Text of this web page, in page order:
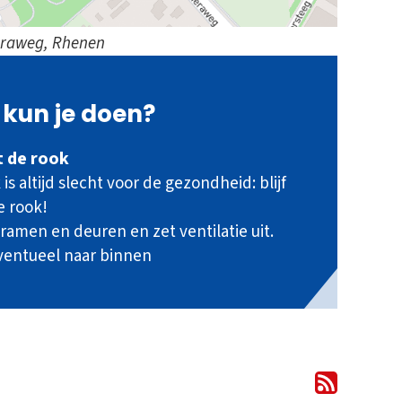
Rhenen
je doen?
de rook
is altijd slecht voor de gezondheid: blijf
rook!
en deuren en zet ventilatie uit.
naar binnen